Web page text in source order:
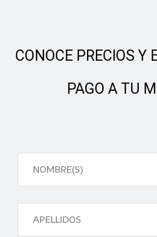
CONOCE PRECIOS Y
PAGO A TU